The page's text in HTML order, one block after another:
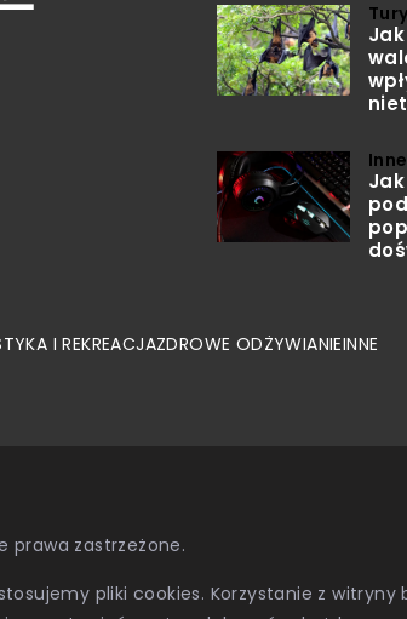
Inne
I REKREACJAZDROWE ODŻYWIANIEINNE
prawa zastrzeżone.
pliki cookies. Korzystanie z